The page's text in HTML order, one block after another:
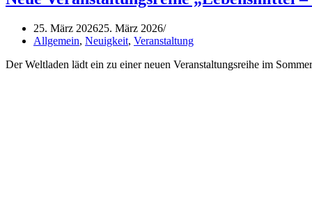
25. März 202625. März 2026
Allgemein, Neuigkeit, Veranstaltung
Der Weltladen lädt ein zu einer neuen Veranstaltungsreihe im